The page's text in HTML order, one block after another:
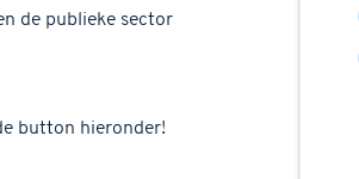
de publieke sector
button hieronder!